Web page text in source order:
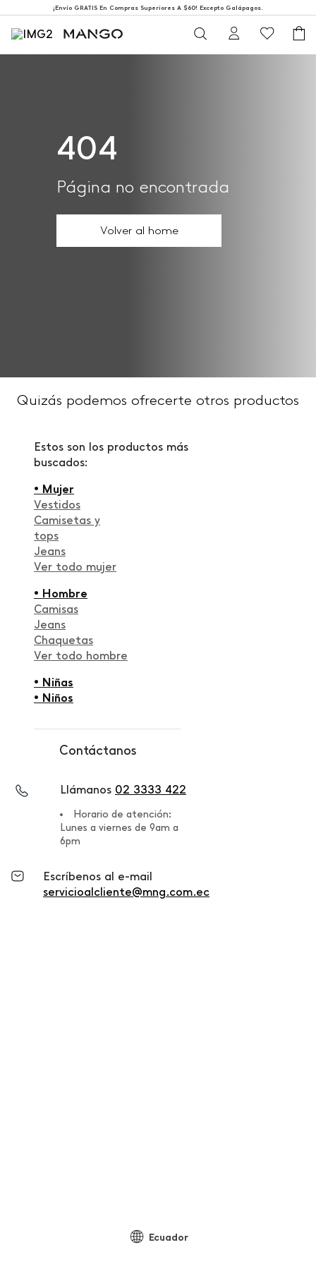
¡Envío GRATIS En Compras Superiores A $60! Excepto Galápagos.
404
Página no encontrada
Volver al home
Quizás podemos ofrecerte otros productos
Estos son los productos más
buscados:
• Mujer
Vestidos
Camisetas y
tops
Jeans
Ver todo mujer
• Hombre
Camisas
Jeans
Chaquetas
Ver todo hombre
• Niñas
• Niños
Contáctanos
Llámanos 02 3333 422
Horario de atención:
Lunes a viernes de 9am a
6pm
Escríbenos al e-mail
servicioalcliente@mng.com.ec
Ecuador